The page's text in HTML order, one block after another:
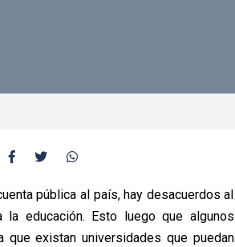
pública al país, hay desacuerdos al
educación. Esto luego que algunos
que existan universidades que puedan